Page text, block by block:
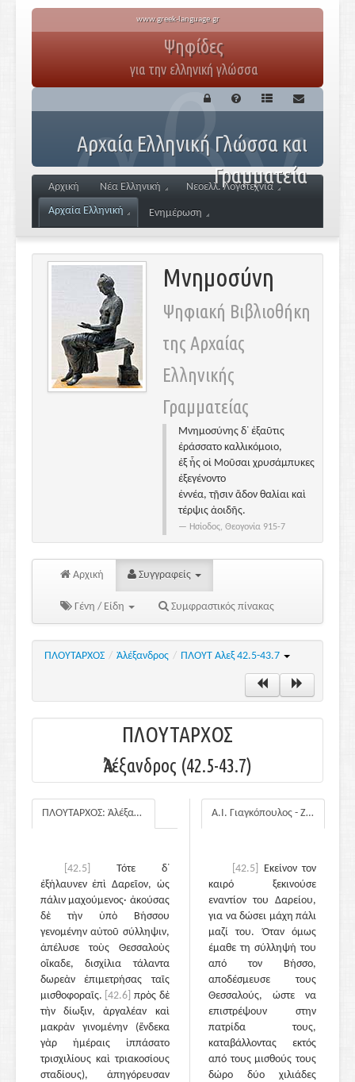
www.greek-language.gr
Ψηφίδες
για την ελληνική γλώσσα
Αρχαία Ελληνική Γλώσσα και
Γραμματεία
Αρχική Νέα Ελληνική
Νεοελλ. Λογοτεχνία
Αρχαία Ελληνική
Ενημέρωση
Μνημοσύνη
Ψηφιακή Βιβλιοθήκη
της Αρχαίας
Ελληνικής
Γραμματείας
Μνημοσύνης δ᾽ ἐξαῦτις
ἐράσσατο καλλικόμοιο,
ἐξ ἧς οἱ Μοῦσαι χρυσάμπυκες
ἐξεγένοντο
ἐννέα, τῇσιν ἅδον θαλίαι καὶ
τέρψις ἀοιδῆς.
Ησίοδος, Θεογονία 915-7
Αρχική Συγγραφείς
Γένη / Είδη Συμφραστικός πίνακας
ΠΛΟΥΤΑΡΧΟΣ / Ἀλέξανδρος / ΠΛΟΥΤ Αλεξ 42.5-43.7
ΠΛΟΥΤΑΡΧΟΣ
Ἀλέξανδρος (42.5-43.7)
ΠΛΟΥΤΑΡΧΟΣ: Ἀλέξανδρος
[42.5]
Τότε δ᾽
ἐξήλαυνεν ἐπὶ Δαρεῖον, ὡς
πάλιν μαχούμενος· ἀκούσας
δὲ τὴν ὑπὸ Βήσσου
γενομένην αὐτοῦ σύλληψιν,
ἀπέλυσε τοὺς Θεσσαλοὺς
οἴκαδε, δισχίλια τάλαντα
δωρεὰν ἐπιμετρήσας ταῖς
μισθοφοραῖς. [42.6] πρὸς δὲ
τὴν δίωξιν, ἀργαλέαν καὶ
μακρὰν γινομένην (ἕνδεκα
γὰρ ἡμέραις ἱππάσατο
τρισχιλίους καὶ τριακοσίους
σταδίους), ἀπηγόρευσαν
Α.Ι. Γιαγκόπουλος - Ζ.Ε. Μαλαθούνη
[42.5]
Εκείνον τον
καιρό ξεκινούσε
εναντίον του Δαρείου,
για να δώσει μάχη πάλι
μαζί του. Όταν όμως
έμαθε τη σύλληψή του
από τον Βήσσο,
αποδέσμευσε τους
Θεσσαλούς, ώστε να
επιστρέψουν στην
πατρίδα τους,
καταβάλλοντας εκτός
από τους μισθούς τους
δώρο δύο χιλιάδες